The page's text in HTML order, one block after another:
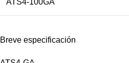
ATS4-100GA
Breve especificación